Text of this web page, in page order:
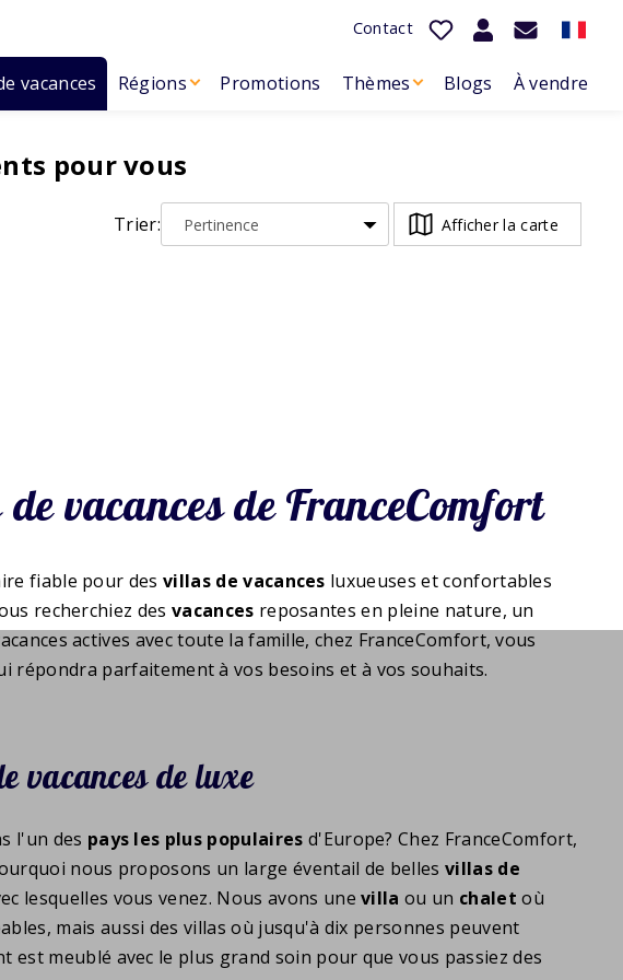
Contact
vacances Régions Promotions Thèmes Blogs À vendre
pour vous
Trier: Afficher la carte
vacances de FranceComfort
fiable pour desvillas de vacances luxueuses et confortables
recherchiez des vacances reposantes en pleine nature, un
actives avec toute la famille, chez FranceComfort, vous
répondra parfaitement à vos besoins et à vos souhaits.
vacances de luxe
l'un des pays les plus populaires d'Europe? Chez FranceComfort,
nous proposons un large éventail de bellesvillas de
lesquelles vous venez. Nous avons unevilla ou un chalet où
mais aussi des villas où jusqu'à dix personnes peuvent
est meublé avec le plus grand soin pour que vous passiez des